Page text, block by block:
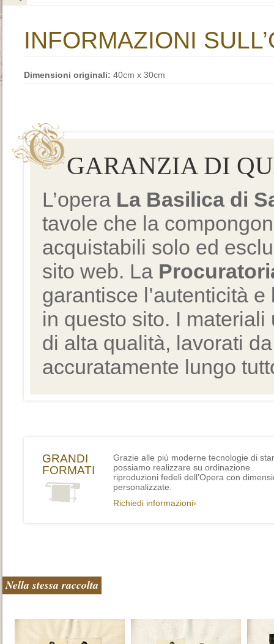
INFORMAZIONI
Dimensioni originali: 40cm x 30cm
GARANZIA DI
L’opera La Basilica di
tavole che la
acquistabili solo ed
sito web. La
garantisce l’autenticità
in questo sito. I
di alta qualità, lavorati
accuratamente lungo
GRANDI
FORMATI
Grazie alle più moderne tecnologie di
possiamo realizzare su ordinazione
riproduzioni fedeli dell’Opera con
personalizzate.
Richiedi informazioni›
Nella stessa raccolta